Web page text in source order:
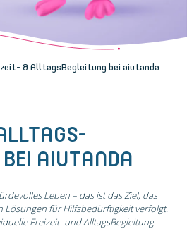
& All­tags­Begleitung bei aiutanda
AIUTANDA
Leben – das ist das Ziel, das
Lösungen für Hilfsbedürftigkeit verfolgt.
Freizeit- und AlltagsBegleitung.